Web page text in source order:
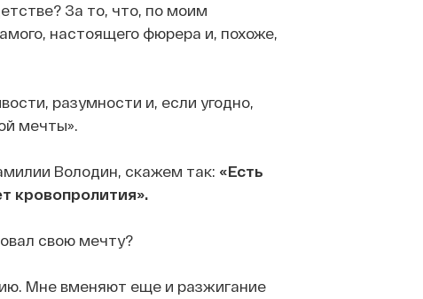
За то, что, по моим
настоящего фюрера и, похоже,
разумности и, если угодно,
мечты».
Володин, скажем так: «Есть
кровопролития».
свою мечту?
Мне вменяют еще и разжигание